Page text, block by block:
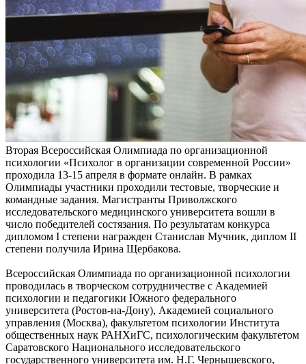
Вторая Всероссийская Олимпиада по организационной
психологии «Психолог в организации современной России»
проходила 13-15 апреля в формате онлайн. В рамках
Олимпиады участники проходили тестовые, творческие и
командные задания. Магистранты Приволжского
исследовательского медицинского университета вошли в
число победителей состязания. По результатам конкурса
дипломом I степени награжден Станислав Мучник, диплом II
степени получила Ирина Щербакова.
Всероссийская Олимпиада по организационной психологии
проводилась в творческом сотрудничестве с Академией
психологии и педагогики Южного федерального
университета (Ростов-на-Дону), Академией социального
управления (Москва), факультетом психологии Института
общественных наук РАНХиГС, психологическим факультетом
Саратовского Национального исследовательского
государственного университета им. Н.Г. Чернышевского,